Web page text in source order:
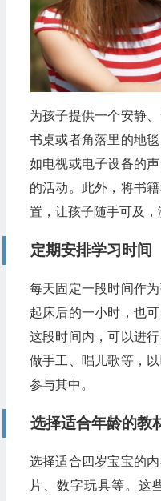
为孩子提供一个安静
书桌或者角落里的地
如电视或电子设备的
的活动。此外，将书
置，让孩子随手可及，
定期安排学习时间
每天固定一段时间作
起床后的一小时，也
这段时间内，可以进
做手工、唱儿歌等，
参与其中。
选择适合年龄的教
选择适合四岁宝宝的
片、数字玩具等。这